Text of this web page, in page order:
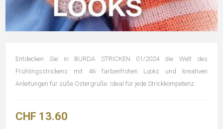
Entdecken Sie in BURDA STRICKEN 01/2024 die Welt des
Frühlingsstrickens mit 46 farbenfrohen Looks und kreativen
Anleitungen für süße Ostergrüße. Ideal für jede Strickkompetenz.
CHF 13.60